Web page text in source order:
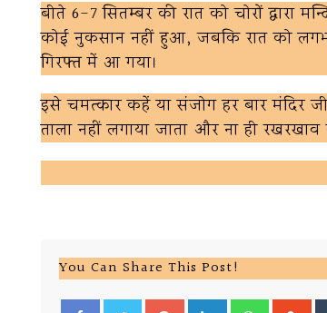
बीते 6-7 सितम्बर की रात को चोरों
कोई नुकसान नहीं हुआ, जबकि रात को
गिरफ्त में आ गया।
इसे चमत्कार कहें या संजोग हर बार मंदिर
ताला नहीं लगाया जाता और ना ही
You Can Share This Post!
Google+ LinkedIn Whatsapp